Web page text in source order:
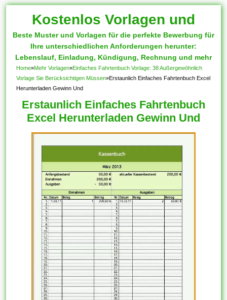
Kostenlos Vorlagen und
Muster
Beste Muster und Vorlagen für die perfekte Bewerbung für
Ihre unterschiedlichen Anforderungen herunter:
Lebenslauf, Einladung, Kündigung, Rechnung und mehr
Home»Mehr Vorlagen»Einfaches Fahrtenbuch Vorlage: 38 Außergewöhnlich
Vorlage Sie Berücksichtigen Müssen»Erstaunlich Einfaches Fahrtenbuch Excel
Herunterladen Gewinn Und
Erstaunlich Einfaches Fahrtenbuch
Excel Herunterladen Gewinn Und